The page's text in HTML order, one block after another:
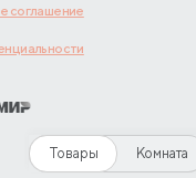
Товары Комната
соглашение